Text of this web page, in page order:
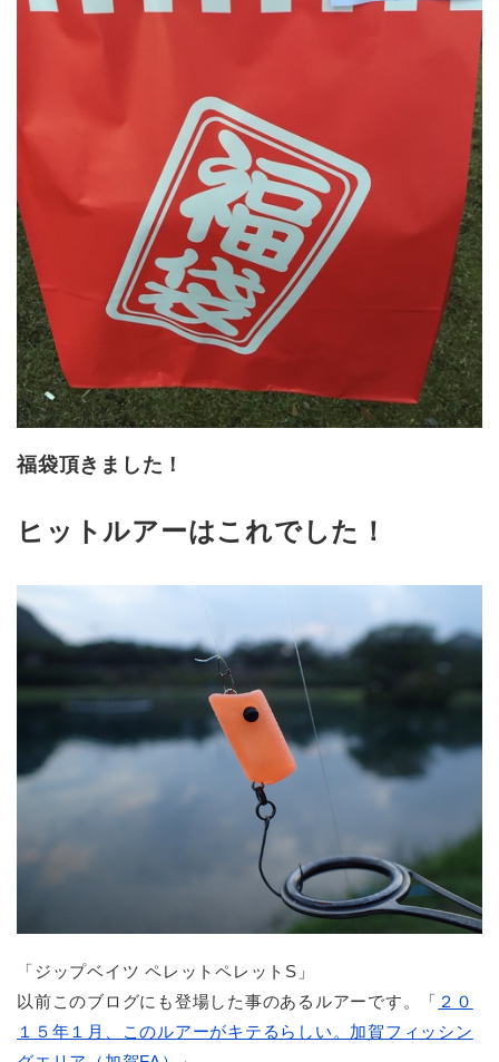
福袋頂きました！
ヒットルアーはこれでした！
「ジップベイツ ペレットペレットS」
以前このブログにも登場した事のあるルアーです。「 ２０
１５年１月、このルアーがキテるらしい。加賀フィッシン